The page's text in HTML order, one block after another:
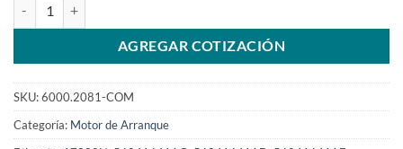
AGREGAR COTIZACIÓN
SKU:6000.2081-COM
Categoría: Motor de Arranque